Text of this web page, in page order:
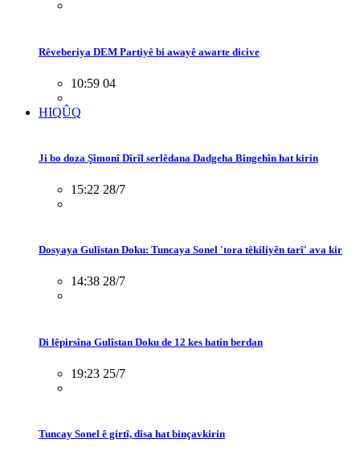
Rêveberiya DEM Partiyê bi awayê awarte dicive
10:59 04
HIQÛQ
Ji bo doza Şîmonî Dîrîl serlêdana Dadgeha Bingehîn hat kirin
15:22 28/7
Dosyaya Gulîstan Doku: Tuncaya Sonel 'tora têkiliyên tarî' ava kir
14:38 28/7
Di lêpirsîna Gulîstan Doku de 12 kes hatin berdan
19:23 25/7
Tuncay Sonel ê girtî, dîsa hat binçavkirin